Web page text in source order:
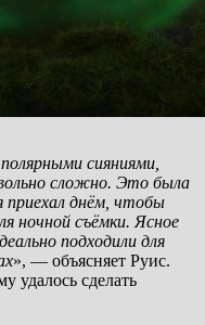
сияниями,
сложно. Это была
днём, чтобы
ночной съёмки. Ясное
подходили для
», — объясняет Руис.
удалось сделать